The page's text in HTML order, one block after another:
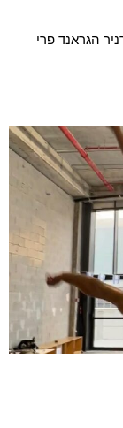
הגראנד פרי